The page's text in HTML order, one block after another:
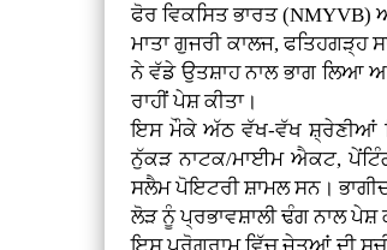
ਫੋਰ ਵਿਕਸਿਤ ਭਾਰਤ (NMYVB)
ਮਾਤਾ ਗੁਜਰੀ ਕਾਲਜ, ਫਤਿਹਗੜ੍ਹ
ਨੇ ਵੱਡੇ ਉਤਸ਼ਾਹ ਨਾਲ ਭਾਗ ਲਿਆ
ਰਾਹੀਂ ਪੇਸ਼ ਕੀਤਾ।
ਇਸ ਮੌਕੇ ਅੱਠ ਵੱਖ-ਵੱਖ ਸ਼੍ਰੇਣੀਆਂ
ਨੁੱਕੜ ਨਾਟਕ/ਮਾਈਮ ਐਕਟ,
ਸਲੈਮ ਪੋਇਟਰੀ ਸ਼ਾਮਲ ਸਨ।
ਲੋੜ ਨੂੰ ਪ੍ਰਭਾਵਸ਼ਾਲੀ ਢੰਗ ਨਾਲ ਪੇਸ਼